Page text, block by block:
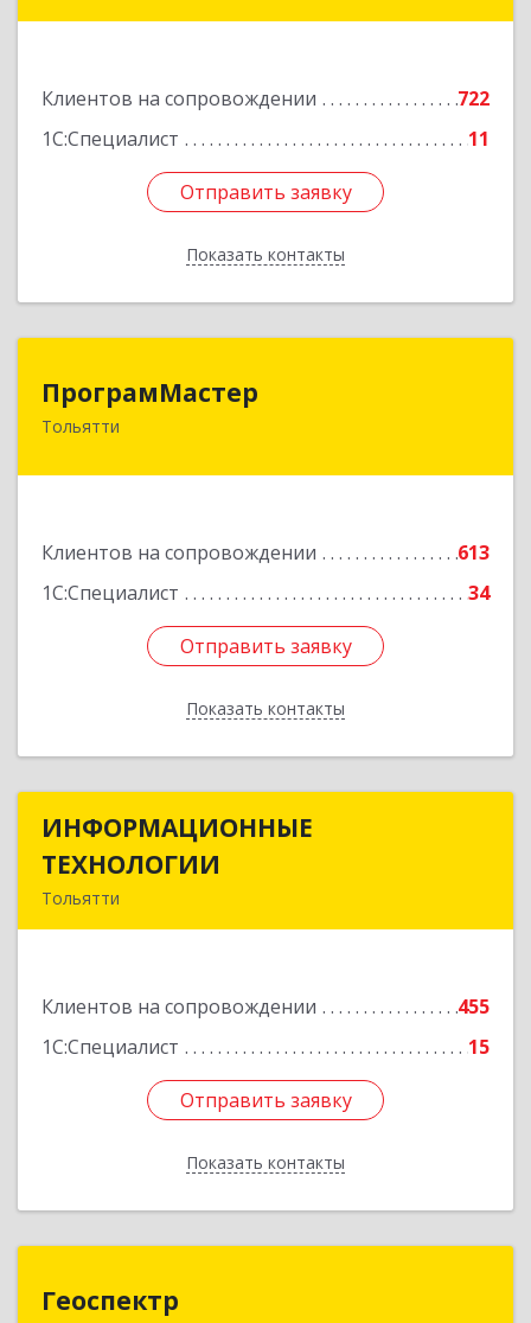
Клиентов на сопровождении
722
1С:Специалист
11
Отправить заявку
Показать контакты
Отправить заявку
Назад
ПрограмМастер
Тольятти
Клиентов на сопровождении
613
1С:Специалист
34
Отправить заявку
Показать контакты
Отправить заявку
Назад
ИНФОРМАЦИОННЫЕ
ТЕХНОЛОГИИ
Тольятти
Клиентов на сопровождении
455
1С:Специалист
15
Отправить заявку
Показать контакты
ИНФОРМАЦИОННЫЕ
Подробнее
Отправить заявку
Назад
Геоспектр